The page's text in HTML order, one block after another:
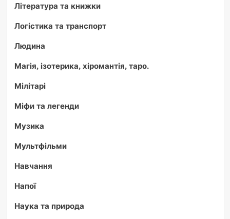
Література та книжки
Логістика та транспорт
Людина
Магія, ізотерика, хіромантія, таро.
Мілітарі
Міфи та легенди
Музика
Мультфільми
Навчання
Напої
Наука та природа